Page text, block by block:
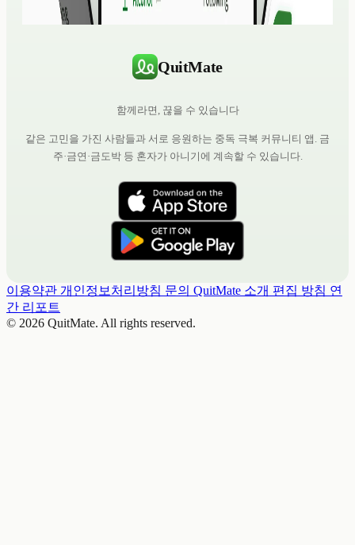
QuitMate
함께라면, 끊을 수 있습니다
같은 고민을 가진 사람들과 서로 응원하는 중독 극복 커뮤니티 앱. 금
주·금연·금도박 등 혼자가 아니기에 계속할 수 있습니다.
이용약관 개인정보처리방침 문의 QuitMate 소개 편집 방침 연
간 리포트
© 2026 QuitMate. All rights reserved.